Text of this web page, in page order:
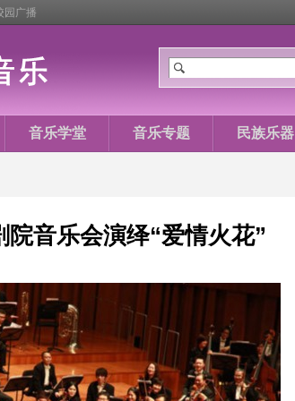
园广播
音乐学堂 音乐专题 民族乐器
音乐会演绎“爱情火花”